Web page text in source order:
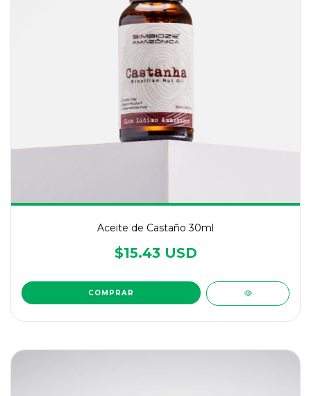
Aceite de Castaño 30ml
$15.43 USD